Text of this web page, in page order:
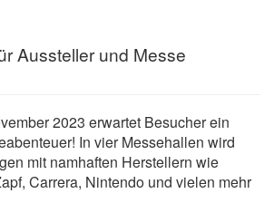
Aussteller und Messe
2023 erwartet Besucher ein
In vier Messehallen wird
mit namhaften Herstellern wie
Carrera, Nintendo und vielen mehr